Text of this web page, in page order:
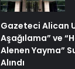
Gazeteci Alican
Aşağılama” ve
Alenen Yayma”
Alındı